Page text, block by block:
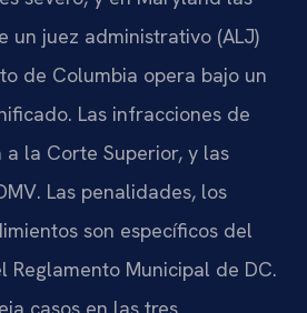
un juez administrativo (ALJ)
de Columbia opera bajo un
Las infracciones de
la Corte Superior, y las
Las penalidades, los
son específicos del
Reglamento Municipal de DC.
casos en las tres